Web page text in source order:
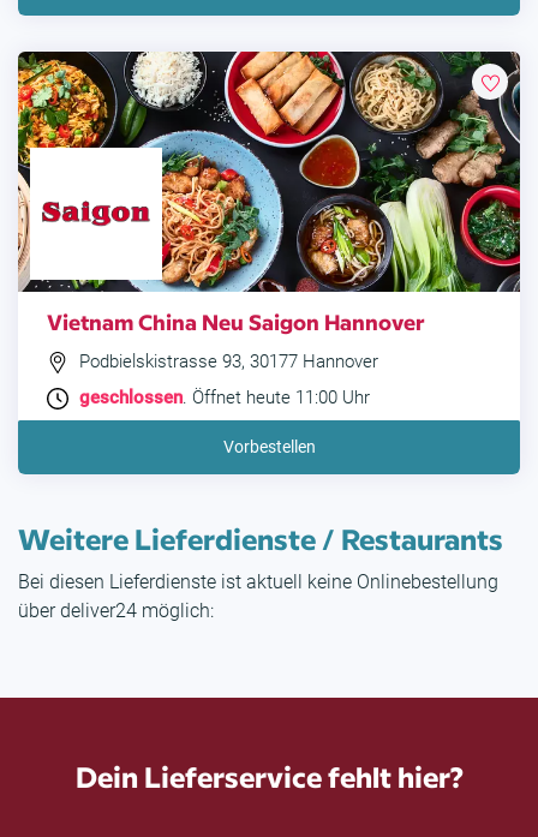
Vietnam China Neu Saigon Hannover
Podbielskistrasse 93, 30177 Hannover
geschlossen. Öffnet heute 11:00 Uhr
Vorbestellen
Weitere Lieferdienste / Restaurants
Bei diesen Lieferdienste ist aktuell keine Onlinebestellung
über deliver24 möglich:
Dein Lieferservice fehlt hier?